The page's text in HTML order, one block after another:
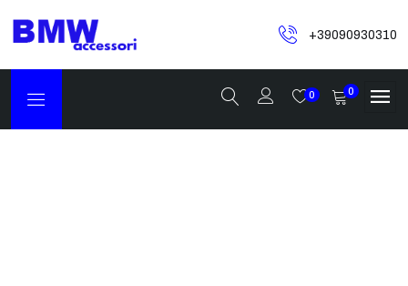
+39090930310
0 0